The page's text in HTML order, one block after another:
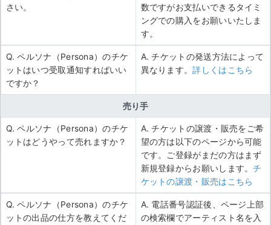
さい。
数ですがお支払いできるタイミ
ングでの購入をお願いいたしま
す。
Q. ペルソナ（Persona）のチケ
ットはいつ受取通知すればいい
ですか？
A. チケットの発送方法によって
異なります。詳しくはこちら
売り手
Q. ペルソナ（Persona）のチケ
ットはどうやって売れますか？
A. チケットの譲渡・販売をご希
望の方は以下のページから可能
です。ご登録がまだの方はまず
新規登録からお願いします。チ
ケットの譲渡・販売はこちら
Q. ペルソナ（Persona）のチケ
ットの出品の仕方を教えてくだ
A. 電話番号認証後、ページ上部
の検索欄でアーティスト名を入